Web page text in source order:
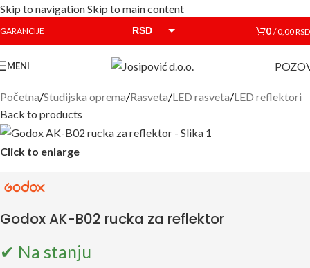
Skip to navigationSkip to main content
GARANCIJE RSD 0 /0,00RSD
MENI
Početna/Studijska oprema/Rasveta/LED rasveta/LED reflektori
Back to products
Click to enlarge
Godox AK-B02 rucka za reflektor
✔ Na stanju